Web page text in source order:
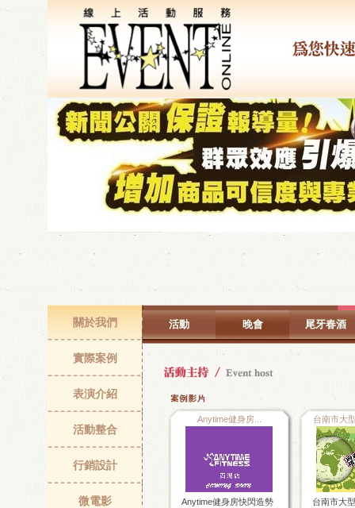
關於我們
實際案例
表演介紹
活動整合
行銷設計
微電影
活動 晚會 尾牙春酒
Anytime健身房...
Anytime健身房快閃造勢
台南市大
台南市大